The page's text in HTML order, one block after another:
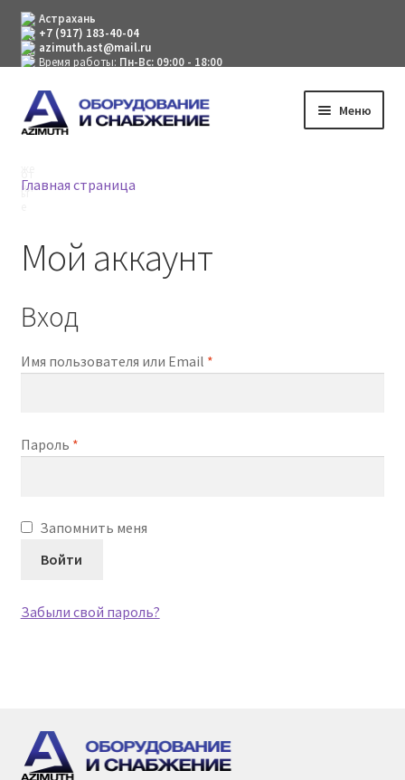
Астрахань
+7 (917) 183-40-04
azimuth.ast@mail.ru
Время работы: Пн-Вс: 09:00 - 18:00
Перейти
к
Перейти
к
Меню
Мой аккаунт
Главная страница
Мой аккаунт
Вход
Имя пользователя или Email *Обязательно
Пароль *Обязательно
Запомнить меня
Войти
Забыли свой пароль?